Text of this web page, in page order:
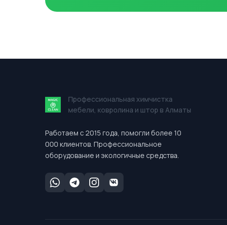
Профессиональная химчистка
мебели, ковролина и штор в Алматы
Работаем с 2015 года, помогли более 10
000 клиентов. Профессиональное
оборудование и экологичные средства.